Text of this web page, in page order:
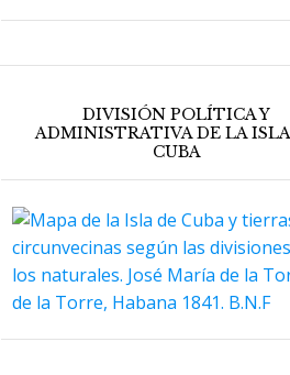
DIVISIÓN POLÍTICA Y
ADMINISTRATIVA DE LA
CUBA